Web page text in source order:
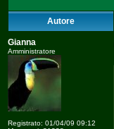
Autore
Gianna
Amministratore
Registrato: 01/04/09 09:12